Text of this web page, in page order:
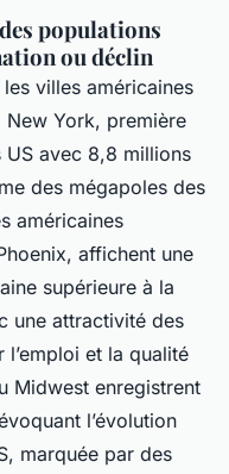
populations
ou déclin
les villes américaines
York, première
avec 8,8 millions
des mégapoles des
américaines
affichent une
supérieure à la
une attractivité des
et la qualité
Midwest enregistrent
l’évolution
marquée par des